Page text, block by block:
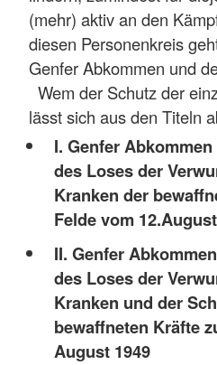
(mehr) aktiv an den
diesen Personenkreis
Genfer Abkommen und
Wem der Schutz der
lässt sich aus den Titeln
I. Genfer
des Loses der
Kranken der
Felde vom
II. Genfer
des Loses der
Kranken und der
bewaffneten Kräfte
August 1949